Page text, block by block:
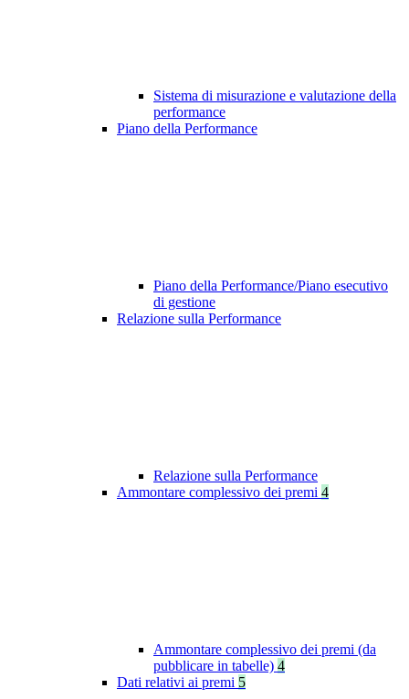
Sistema di misurazione e valutazione della
performance
Piano della Performance
Piano della Performance/Piano esecutivo
di gestione
Relazione sulla Performance
Relazione sulla Performance
Ammontare complessivo dei premi 4
Ammontare complessivo dei premi (da
pubblicare in tabelle) 4
Dati relativi ai premi 5